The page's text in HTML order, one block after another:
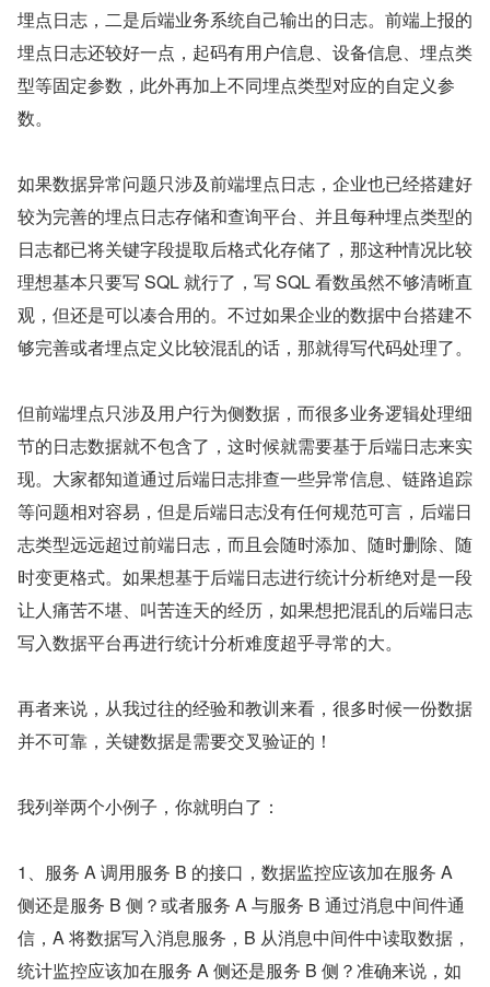
埋点日志，二是后端业务系统自己输出的日志。前端上报的
埋点日志还较好一点，起码有用户信息、设备信息、埋点类
型等固定参数，此外再加上不同埋点类型对应的自定义参
数。
如果数据异常问题只涉及前端埋点日志，企业也已经搭建好
较为完善的埋点日志存储和查询平台、并且每种埋点类型的
日志都已将关键字段提取后格式化存储了，那这种情况比较
理想基本只要写 SQL 就行了，写 SQL 看数虽然不够清晰直
观，但还是可以凑合用的。不过如果企业的数据中台搭建不
够完善或者埋点定义比较混乱的话，那就得写代码处理了。
但前端埋点只涉及用户行为侧数据，而很多业务逻辑处理细
节的日志数据就不包含了，这时候就需要基于后端日志来实
现。大家都知道通过后端日志排查一些异常信息、链路追踪
等问题相对容易，但是后端日志没有任何规范可言，后端日
志类型远远超过前端日志，而且会随时添加、随时删除、随
时变更格式。如果想基于后端日志进行统计分析绝对是一段
让人痛苦不堪、叫苦连天的经历，如果想把混乱的后端日志
写入数据平台再进行统计分析难度超乎寻常的大。
再者来说，从我过往的经验和教训来看，很多时候一份数据
并不可靠，关键数据是需要交叉验证的！
我列举两个小例子，你就明白了：
1、服务 A 调用服务 B 的接口，数据监控应该加在服务 A
侧还是服务 B 侧？或者服务 A 与服务 B 通过消息中间件通
信，A 将数据写入消息服务，B 从消息中间件中读取数据，
统计监控应该加在服务 A 侧还是服务 B 侧？准确来说，如